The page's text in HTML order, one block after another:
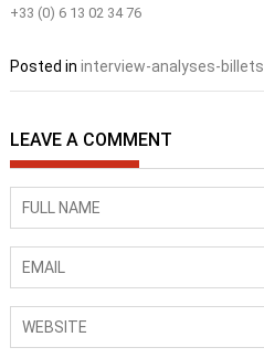
+33 (0) 6 13 02 34 76
Posted ininterview-analyses-billets
LEAVE A COMMENT